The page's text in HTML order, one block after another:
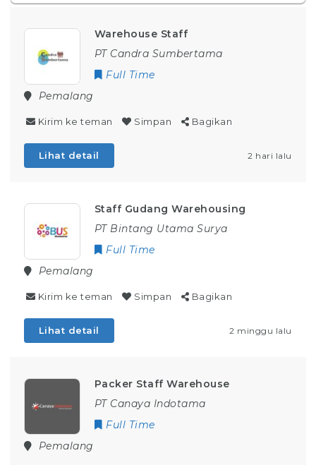
Warehouse Staff
PT Candra Sumbertama
Full Time
Pemalang
Kirim ke teman Simpan Bagikan
Lihat detail 2 hari lalu
Staff Gudang Warehousing
PT Bintang Utama Surya
Full Time
Pemalang
Kirim ke teman Simpan Bagikan
Lihat detail 2 minggu lalu
Packer Staff Warehouse
PT Canaya Indotama
Full Time
Pemalang